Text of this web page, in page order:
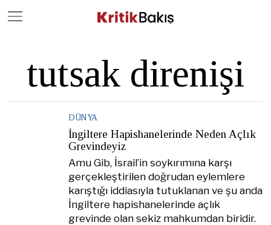
tutsak direnişi
DÜNYA
İngiltere Hapishanelerinde Neden Açlık
Grevindeyiz
Amu Gib, İsrail’in soykırımına karşı
gerçekleştirilen doğrudan eylemlere
karıştığı iddiasıyla tutuklanan ve şu anda
İngiltere hapishanelerinde açlık
grevinde olan sekiz mahkumdan biridir.